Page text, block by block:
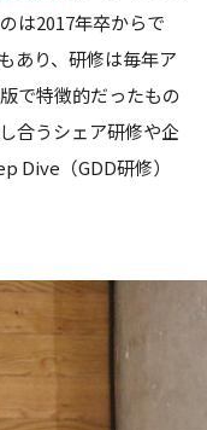
は2017年卒からで
あり、研修は毎年ア
で特徴的だったもの
合うシェア研修や企
Dive（GDD研修）